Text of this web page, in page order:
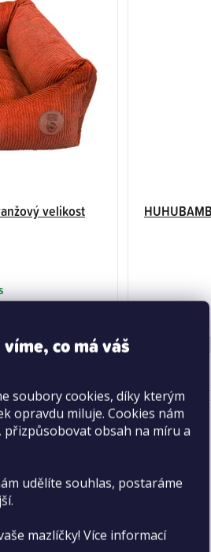
co má váš
soubory cookies, díky kterým
opravdu miluje. Cookies nám
obsah na míru a
udělíte souhlas, postaráme
mazlíčky! Více informací
velikost
DO KOŠÍKU